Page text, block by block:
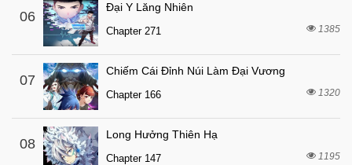
06
Đại Y Lăng Nhiên
Chapter 271 1385
07
Chiếm Cái Đỉnh Núi Làm Đại Vương
Chapter 166 1320
08
Long Hưởng Thiên Hạ
Chapter 147 1195